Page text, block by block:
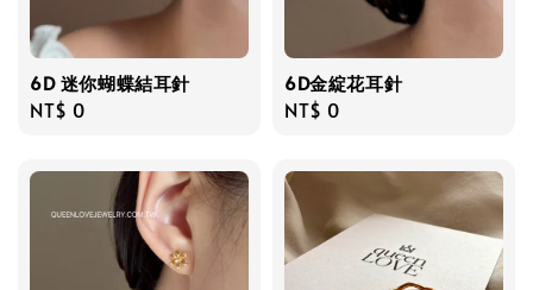
6D 迷你蝴蝶結耳針
Regular
NT$ 0
6D金綻花耳針
Regular
NT$ 0